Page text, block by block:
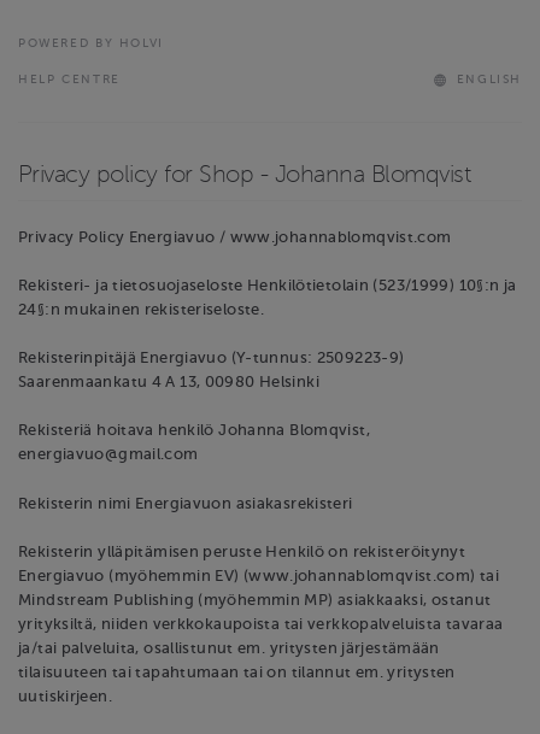
POWERED BY HOLVI
HELP CENTRE ENGLISH
Privacy policy for Shop - Johanna Blomqvist
Privacy Policy Energiavuo / www.johannablomqvist.com
Rekisteri- ja tietosuojaseloste Henkilötietolain (523/1999) 10§:n ja
24§:n mukainen rekisteriseloste.
Rekisterinpitäjä Energiavuo (Y-tunnus: 2509223-9)
Saarenmaankatu 4 A 13, 00980 Helsinki
Rekisteriä hoitava henkilö Johanna Blomqvist,
energiavuo@gmail.com
Rekisterin nimi Energiavuon asiakasrekisteri
Rekisterin ylläpitämisen peruste Henkilö on rekisteröitynyt
Energiavuo (myöhemmin EV) (www.johannablomqvist.com) tai
Mindstream Publishing (myöhemmin MP) asiakkaaksi, ostanut
yrityksiltä, niiden verkkokaupoista tai verkkopalveluista tavaraa
ja/tai palveluita, osallistunut em. yritysten järjestämään
tilaisuuteen tai tapahtumaan tai on tilannut em. yritysten
uutiskirjeen.